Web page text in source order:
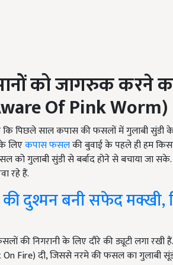
को जागरुक करने
Of Pink Worm)
कि पिछले साल कपास की फसलों में गुलाबी
लिएकपास फसलकी बुवाई के पहले ही हम
गुलाबी सुंडी से बर्बाद होने से बचाया जा
रहे हैं.
दुश्मन बनी सफेद मक्खी,
की निगरानी के लिए दौरे की ड्यूटी लगा
Fire) दी, जिससे नरमे की फसल का गुलाबी